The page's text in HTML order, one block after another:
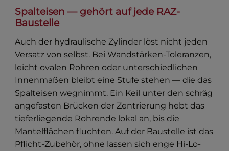
Spalteisen — gehört auf jede RAZ-
Baustelle
Auch der hydraulische Zylinder löst nicht jeden
Versatz von selbst. Bei Wandstärken-Toleranzen,
leicht ovalen Rohren oder unterschiedlichen
Innenmaßen bleibt eine Stufe stehen — die das
Spalteisen wegnimmt. Ein Keil unter den schräg
angefasten Brücken der Zentrierung hebt das
tieferliegende Rohrende lokal an, bis die
Mantelflächen fluchten. Auf der Baustelle ist das
Pflicht-Zubehör, ohne lassen sich enge Hi-Lo-